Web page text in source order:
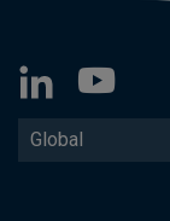
Global